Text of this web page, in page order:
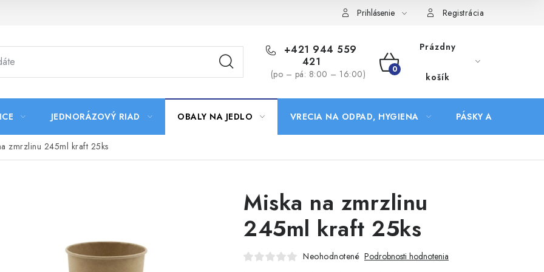
Prihlásenie Registrácia
+421 944 559
421
(po – pá: 8:00 – 16:00)
NÁKUPNÝ
Prázdny
košík
JEDNORÁZOVÝ RIAD OBALY NA JEDLO VRECIA NA ODPAD, HYGIENA PÁSKY A DOPLNKY
zmrzlinu 245ml kraft 25ks
Miska na zmrzlinu
245ml kraft 25ks
Neohodnotené Podrobnosti hodnotenia